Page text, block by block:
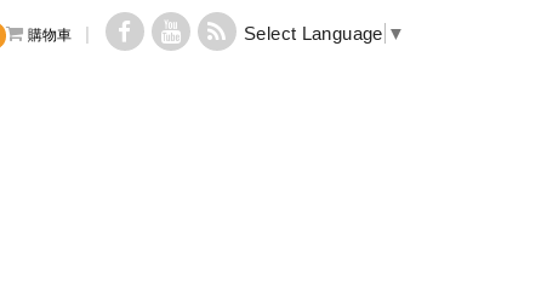
購物車 Select Language ▼